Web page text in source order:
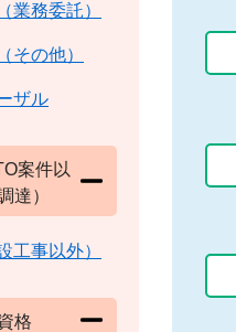
業務委託）
その他）
ザル
案件以
達）
工事以外）
格